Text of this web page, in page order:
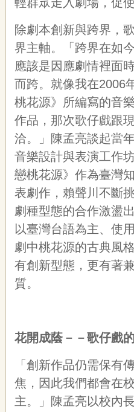
輕群眾走入劇場，促
除劇本創新與跨界，
界主軸。「跨界在如
應該是因應劇情裡面
而跨。就像我在2006
桃花源》所編寫的音
作品，那次歌仔戲跟
洽。」陳孟亮談起當
音樂設計與表演工作
戀桃花源》作為臺灣
表劇作，賴聲川不斷
劇種型態的合作激盪
以臺灣台語為主、使
劇中桃花源的古典風
有創新型態，更有著
質。
花開成蔭－－歌仔戲
「創新作品仍需保有
焦，因此我們都會在
主。」陳孟亮以校內